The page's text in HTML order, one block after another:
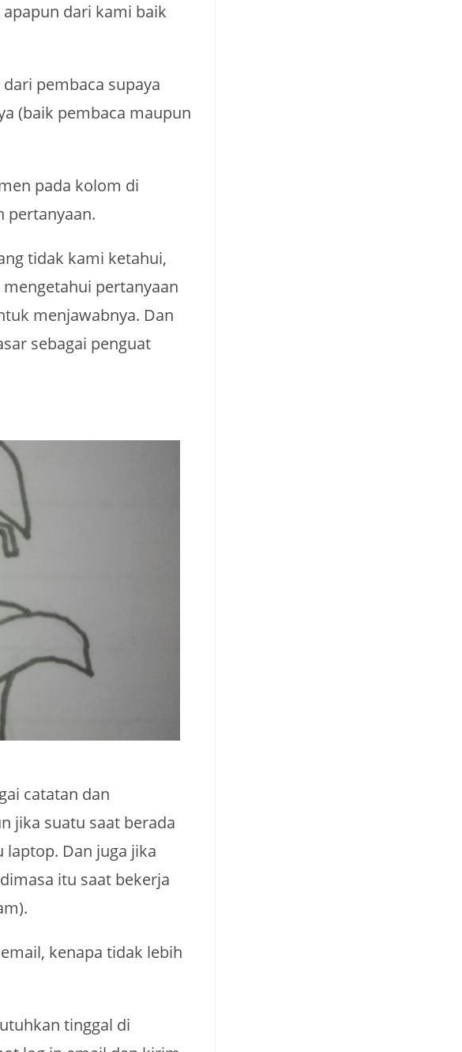
dari kami baik
pembaca supaya
(baik pembaca maupun
pada kolom di
pertanyaan.
tidak kami ketahui,
pertanyaan
menjawabnya. Dan
sebagai penguat
catatan dan
jika suatu saat berada
Dan juga jika
itu saat bekerja
kenapa tidak lebih
tinggal di